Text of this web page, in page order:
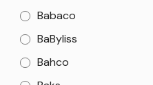
Babaco
BaByliss
Bahco